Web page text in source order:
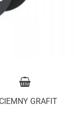
GRAFIT